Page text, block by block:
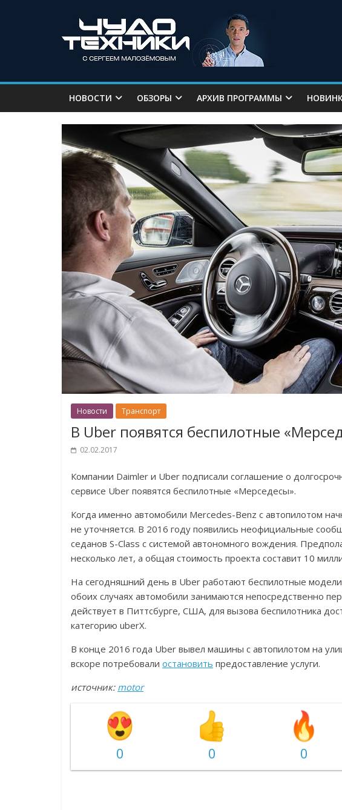
НОВОСТИ ОБЗОРЫ АРХИВ ПРОГРАММЫ
Новости Транспорт
В Uber появятся беспилотные
02.02.2017
Компании Daimler и Uber подписали соглашение о
сервисе Uber появятся беспилотные «Мерседесы».
Когда именно автомобили Mercedes-Benz с автопилотом
не уточняется. В 2016 году появились неофициальные
седанов S-Class с системой автономного вождения.
несколько лет, а общая стоимость проекта составит 10
На сегодняшний день в Uber работают беспилотные модели
обоих случаях автомобили занимаются непосредственно
действует в Питтсбурге, США, для вызова беспилотника
категорию uberX.
В конце 2016 года Uber вывел машины с автопилотом на
вскоре потребовали остановить предоставление услуги.
источник: motor
0 0 0